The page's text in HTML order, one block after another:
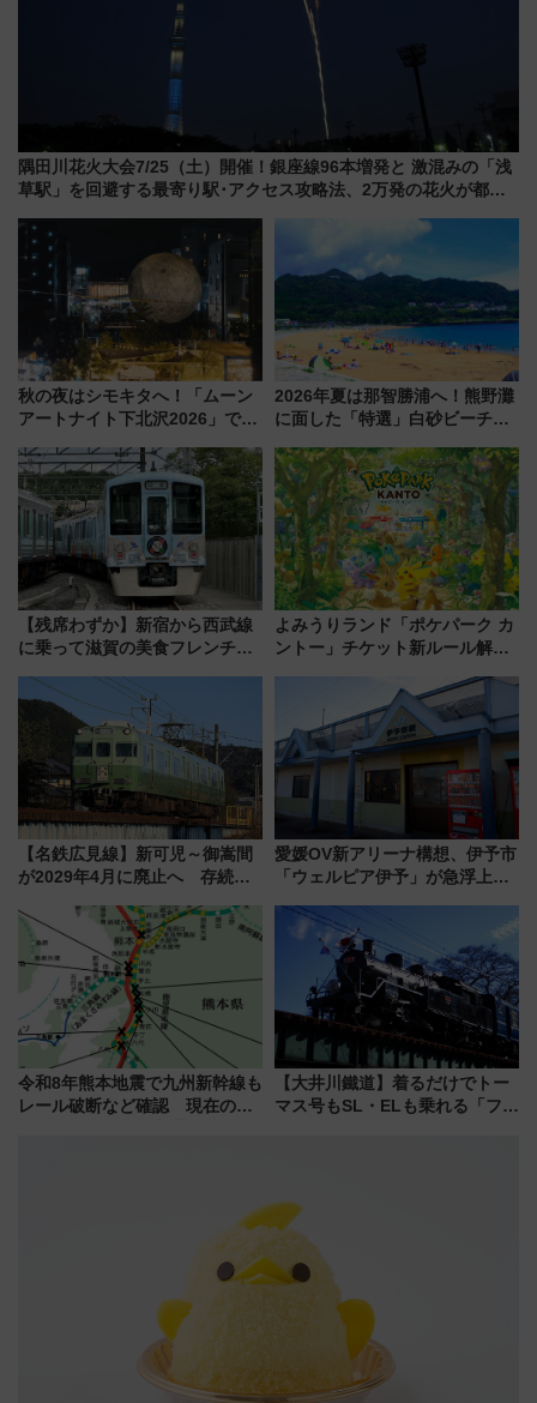
隅田川花火大会7/25（土）開催！銀座線96本増発と 激混みの「浅
草駅」を回避する最寄り駅･アクセス攻略法、2万発の花火が都心
秋の夜はシモキタへ！「ムーン
アートナイト下北沢2026」でイ
を満喫しよう
2026年夏は那智勝浦へ！熊野灘
に面した「特選」白砂ビーチは
会」は8月11日開催！
【残席わずか】新宿から西武線
に乗って滋賀の美食フレンチを
「52席の至福」で味わう近江牛
や伝統文化の特別コラボ
よみうりランド「ポケパーク カ
ントー」チケット新ルール解
本人確認が11月スタート
【名鉄広見線】新可児～御嵩間
が2029年4月に廃止へ 存続協
愛媛OV新アリーナ構想、伊予市
「ウェルピア伊予」が急浮上！
で探る鉄道アクセスの未来
令和8年熊本地震で九州新幹線も
レール破断など確認 現在の運
【大井川鐵道】着るだけでトー
マス号もSL・ELも乗れる「フリ